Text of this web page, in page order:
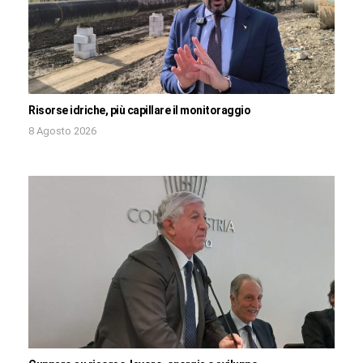
Risorse idriche, più capillare il monitoraggio
8 Agosto 2026